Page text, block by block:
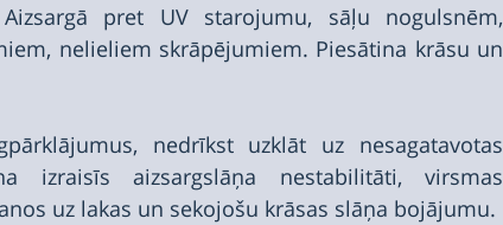
pret UV starojumu, sāļu nogulsnēm,
nelieliem skrāpējumiem. Piesātina krāsu un
nedrīkst uzklāt uz nesagatavotas
izraisīs aizsargslāņa nestabilitāti, virsmas
uz lakas un sekojošu krāsas slāņa bojājumu.